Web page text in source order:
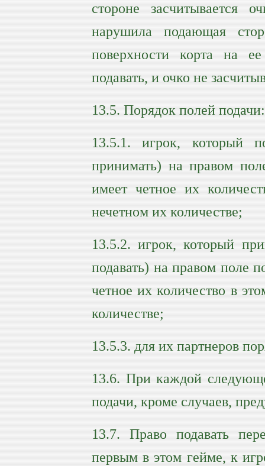
стороне
нарушила подающая
поверхности корта на
подавать, и очко не
13.5. Порядок полей подачи:
13.5.1. игрок, который
принимать) на правом
имеет четное их
нечетном их количестве;
13.5.2. игрок, который
подавать) на правом поле
четное их количество в
количестве;
13.5.3. для их партнеров
13.6. При каждой
подачи, кроме случаев,
13.7. Право подавать
первым в этом гейме, к